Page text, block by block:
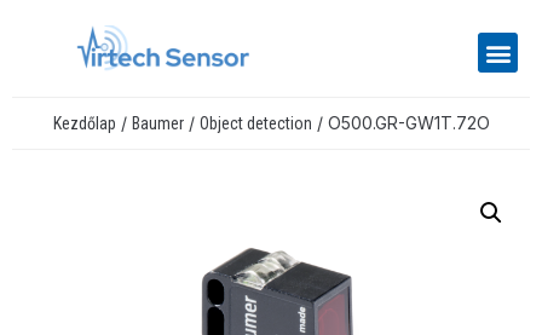
Kezdőlap / Baumer/ Object detection / O500.GR-GW1T.72O